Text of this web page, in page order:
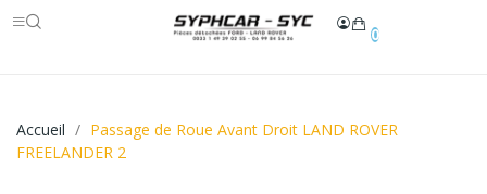
0
Accueil
Passage de Roue Avant Droit LAND ROVER
FREELANDER 2